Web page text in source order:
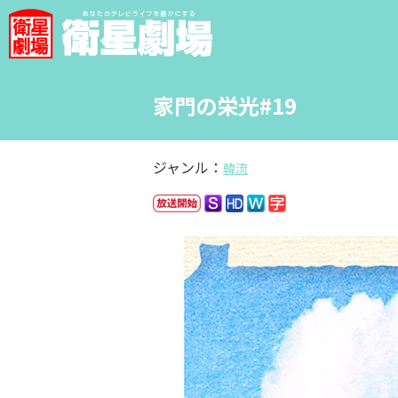
家門の栄光#19
ジャンル： 韓流